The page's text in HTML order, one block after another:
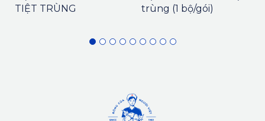
TIỆT TRÙNG
trùng (1 bộ/gói)